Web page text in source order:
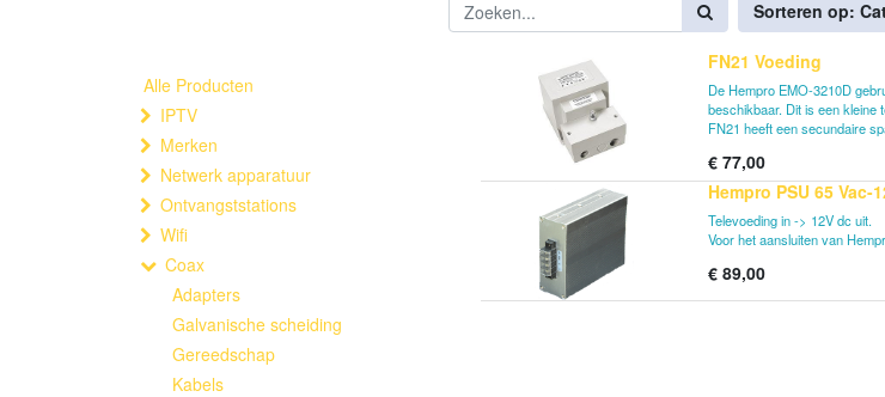
Sorteren op:
Alle Producten
IPTV
Merken
Netwerk apparatuur
Ontvangststations
Wifi
Coax
Adapters
Galvanische scheiding
Gereedschap
Kabels
FN21 Voeding
De Hempro EMO-3210D
beschikbaar. Dit is een kleine
FN21 heeft een secundaire
€ 77,00
Hempro PSU 65 Vac-
Televoeding in -> 12V dc uit.
Voor het aansluiten van
€ 89,00